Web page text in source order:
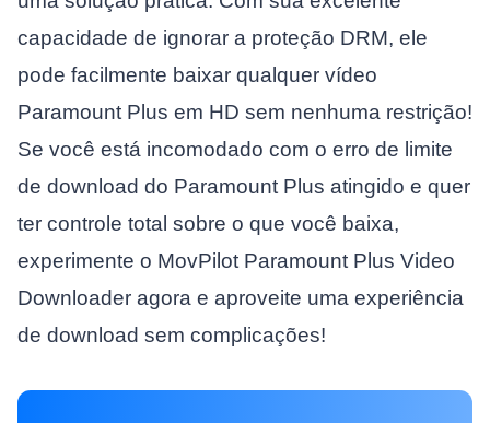
capacidade de ignorar a proteção DRM, ele
pode facilmente baixar qualquer vídeo
Paramount Plus em HD sem nenhuma restrição!
Se você está incomodado com o erro de limite
de download do Paramount Plus atingido e quer
ter controle total sobre o que você baixa,
experimente o MovPilot Paramount Plus Video
Downloader agora e aproveite uma experiência
de download sem complicações!